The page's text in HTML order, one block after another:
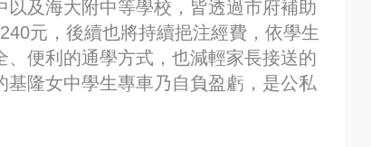
及海大附中等學校，皆透過市府補助
元，後續也將持續挹注經費，依學生
便利的通學方式，也減輕家長接送的
隆女中學生專車乃自負盈虧，是公私